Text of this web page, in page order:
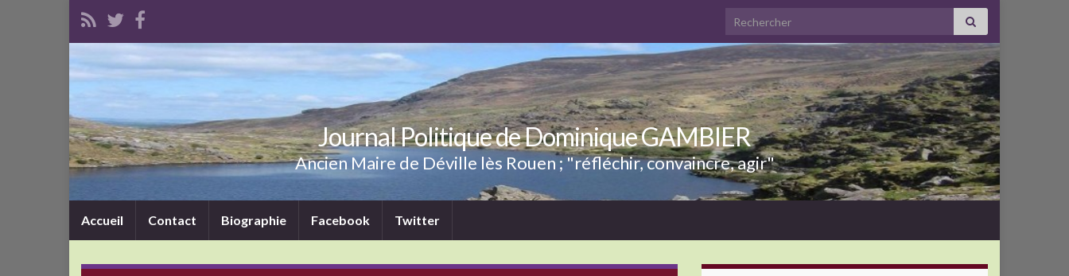
Search for:
Journal Politique de Dominique GAMBIER
Ancien Maire de Déville lès Rouen ; "réfléchir, convaincre, agir"
Accueil Contact Biographie Facebook Twitter